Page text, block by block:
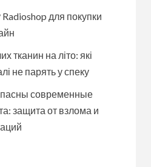
для покупки
тканин на літо: які
не парять у спеку
современные
защита от взлома и